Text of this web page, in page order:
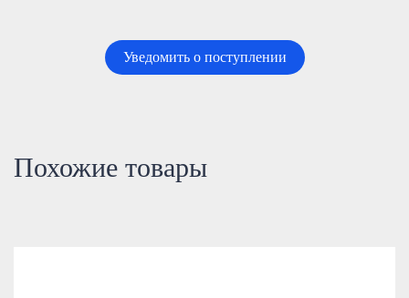
Уведомить о поступлении
Похожие товары